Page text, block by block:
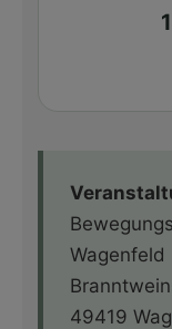
Wagenfeld
49419